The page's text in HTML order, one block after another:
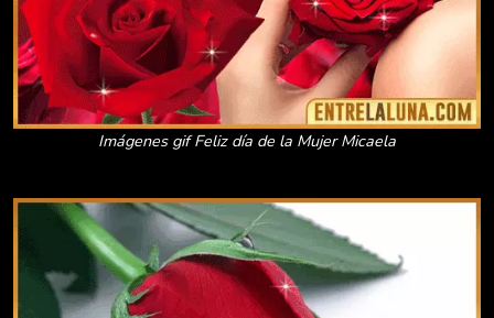
Imágenes gif Feliz día de la Mujer Micaela